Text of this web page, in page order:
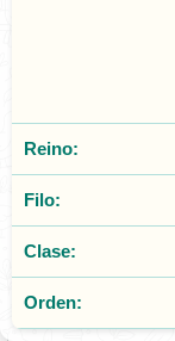
Reino:
Filo:
Clase:
Orden: